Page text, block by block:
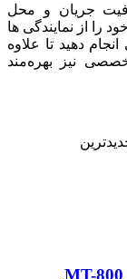
جریان و محل
از نمایندگی‌ ها
دهید تا علاوه
نیز بهره‌مند